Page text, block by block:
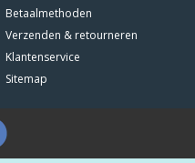
Betaalmethoden
Verzenden & retourneren
Klantenservice
Sitemap